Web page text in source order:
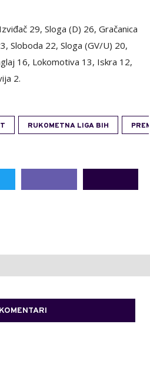
29, Sloga (D) 26, Gračanica
Sloboda 22, Sloga (GV/U) 20,
16, Lokomotiva 13, Iskra 12,
2.
RUKOMETNA LIGA BIH